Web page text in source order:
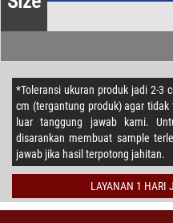
*Toleransi ukuran produk jadi 2-3
cm (tergantung produk) agar
luar tanggung jawab kami.
disarankan membuat sample
jawab jika hasil terpotong jahitan.
LAYANAN 1